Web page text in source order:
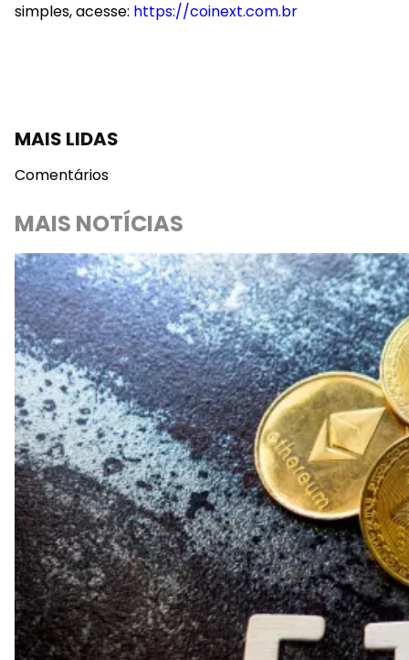
simples, acesse: https://coinext.com.br
MAIS LIDAS
Comentários
MAIS NOTÍCIAS